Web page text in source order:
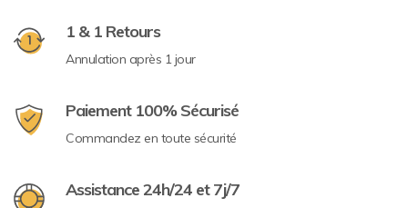
1 & 1 Retours
Annulation après 1 jour
Paiement 100% Sécurisé
Commandez en toute sécurité
Assistance 24h/24 et 7j/7